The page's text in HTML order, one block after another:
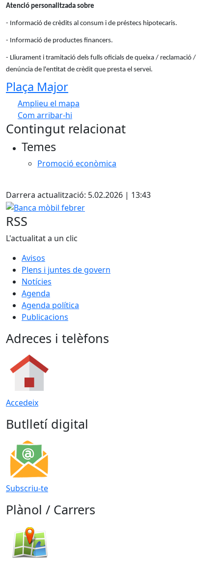
Atenció personalitzada sobre
- Informació de crèdits al consum i de préstecs hipotecaris.
- Informació de productes financers.
- Lliurament i tramitació dels fulls oficials de queixa / reclamació /
denúncia de l'entitat de crèdit que presta el servei.
Plaça Major
Amplieu el mapa
Com arribar-hi
+
Contingut relacionat
Temes
Promoció econòmica
Darrera actualització: 5.02.2026 | 13:43
Banca mòbil febrer
RSS
L'actualitat a un clic
Avisos
Plens i juntes de govern
Notícies
Agenda
Agenda política
Publicacions
Adreces i telèfons
Accedeix
Butlletí digital
Subscriu-te
Plànol / Carrers